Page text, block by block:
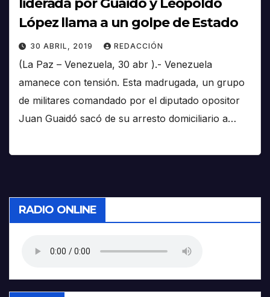
López llama a un golpe de Estado
30 ABRIL, 2019 REDACCIÓN
(La Paz – Venezuela, 30 abr ).- Venezuela
amanece con tensión. Esta madrugada, un grupo
de militares comandado por el diputado opositor
Juan Guaidó sacó de su arresto domiciliario a…
RADIO ONLINE